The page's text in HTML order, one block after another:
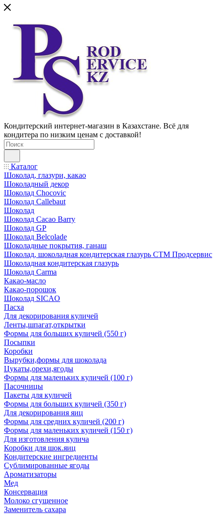
Кондитерский интернет-магазин в Казахстане. Всё для
кондитера по низким ценам с доставкой!
Каталог
Шоколад, глазури, какао
Шоколадный декор
Шоколад Chocovic
Шоколад Callebaut
Шоколад
Шоколад Cacao Barry
Шоколад GP
Шоколад Belcolade
Шоколадные покрытия, ганаш
Шоколад, шоколадная кондитерская глазурь СТМ Продсервис
Шоколадная кондитерская глазурь
Шоколад Carma
Какао-масло
Какао-порошок
Шоколад SICAO
Пасха
Для декорирования куличей
Ленты,шпагат,открытки
Формы для больших куличей (550 г)
Посыпки
Коробки
Вырубки,формы для шоколада
Цукаты,орехи,ягоды
Формы для маленьких куличей (100 г)
Пасочницы
Пакеты для куличей
Формы для больших куличей (350 г)
Для декорирования яиц
Формы для средних куличей (200 г)
Формы для маленьких куличей (150 г)
Для изготовления кулича
Коробки для шок.яиц
Кондитерские ингредиенты
Сублимированные ягоды
Ароматизаторы
Мед
Консервация
Молоко сгущенное
Заменитель сахара